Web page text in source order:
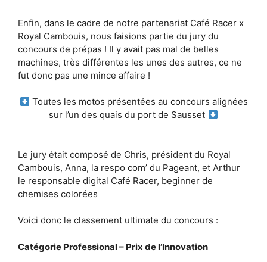
Enfin, dans le cadre de notre partenariat Café Racer x
Royal Cambouis, nous faisions partie du jury du
concours de prépas ! Il y avait pas mal de belles
machines, très différentes les unes des autres, ce ne
fut donc pas une mince affaire !
Toutes les motos présentées au concours alignées
sur l’un des quais du port de Sausset
Le jury était composé de Chris, président du Royal
Cambouis, Anna, la respo com’ du Pageant, et Arthur
le responsable digital Café Racer, beginner de
chemises colorées
Voici donc le classement ultimate du concours :
Catégorie Professional – Prix de l’Innovation